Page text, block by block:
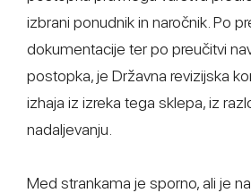
izbrani ponudnik in naročnik. Po
dokumentacije ter po preučitvi
postopka, je Državna revizijska
izhaja iz izreka tega sklepa, iz
nadaljevanju.
Med strankama je sporno, ali je